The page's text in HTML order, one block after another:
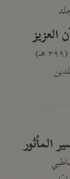
العزيز
المأثور